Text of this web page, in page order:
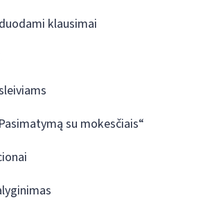
klausimai
su mokesčiais“